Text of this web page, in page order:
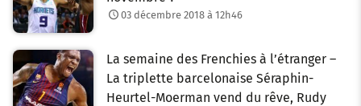
03 décembre 2018 à 12h46
La semaine des Frenchies à l’étranger –
La triplette barcelonaise Séraphin-
Heurtel-Moerman vend du rêve, Rudy